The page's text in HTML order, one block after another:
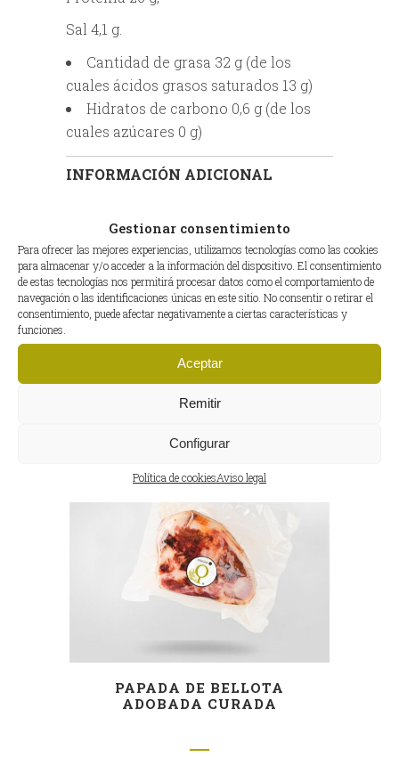
Gestionar consentimiento
Para ofrecer las mejores experiencias, utilizamos tecnologías como las cookies
para almacenar y/o acceder a la información del dispositivo. El consentimiento
de estas tecnologías nos permitirá procesar datos como el comportamiento de
navegación o las identificaciones únicas en este sitio. No consentir o retirar el
consentimiento, puede afectar negativamente a ciertas características y
funciones.
Aceptar
Remitir
Configurar
Política de cookiesAviso legal
Sal 4,1 g.
Cantidad de grasa 32 g (de los
cuales ácidos grasos saturados 13 g)
Hidratos de carbono 0,6 g (de los
cuales azúcares 0 g)
INFORMACIÓN ADICIONAL
PRODUCTO
EAN 8435543400987
Productos relacionados
PAPADA DE BELLOTA
ADOBADA CURADA